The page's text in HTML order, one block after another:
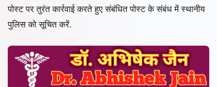
पोस्ट पर तुरंत कार्रवाई करते हुए संबंधित पोस्ट के संबंध में स्थानीय
पुलिस को सूचित करें.